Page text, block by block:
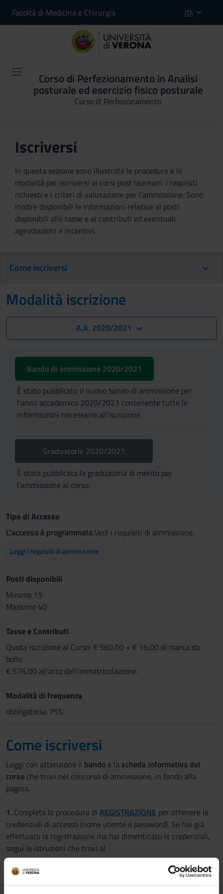
Facoltà di Medicina e Chirurgia ITA
Corso di Perfezionamento in Analisi
posturale ed esercizio fisico posturale
Corso di Perfezionamento
Iscriversi
In questa sezione sono illustrate le procedure e le
modalità per iscriversi ai corsi post lauream, i requisiti
richiesti e i criteri di valutazione per l’ammissione. Sono
inoltre disponibili le informazioni relative ai posti
disponibili alle tasse e ai contributi ed eventuali
agevolazioni e incentivi.
Come iscriversi
Modalità iscrizione
A.A. 2020/2021
Bando di ammissione 2020/2021
È stato pubblicato il nuovo bando di ammissione per
l'anno accademico 2020/2021 contenente tutte le
informazioni necessarie all'iscrizione.
Graduatorie 2020/2021
È stata pubblicata la graduatoria di merito per
l'ammissione al corso.
Tipo di Accesso
L’accesso è programmato.Vedi i requisiti di ammissione.
Leggi i requisiti di ammissione
Posti disponibili
Minimo 15
Massimo 40
Tasse e Contributi
Quota iscrizione al Corso: € 560,00 + € 16,00 di marca da
bollo
€ 576,00 all’atto dell’immatricolazione.
Modalità di frequenza
obbligatoria: 75%
Come iscriversi
Leggi con attenzione il bando e la scheda informativa del
corso che trovi nel concorso di ammissione, in fondo alla
pagina.
1. Completa la procedura di REGISTRAZIONE per ottenere le
credenziali di accesso (nome utente e password). Se hai già
effettuato la registrazione ma hai dimenticato le credenziali,
segui le istruzioni che trovi al
linkwww.univr.it/recuperocredenziali.Ricordati che per
completare la registrazione devi avere a portata di mano la
scansione di un documento di identità.